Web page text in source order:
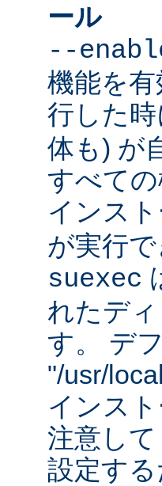
ール
--
機能を
行した時
体も) が
すべて
インス
が実行
suexec
れたデ
す。 デ
"/usr/
インス
注意し
設定す